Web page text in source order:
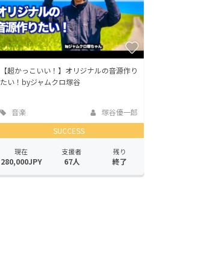
【超かっこいい！】オリジナルの音源作り
たい！byジャムクロ塚谷
音楽
塚谷優一郎
SUCCESS
現在
280,000JPY
支援者
67人
残り
終了